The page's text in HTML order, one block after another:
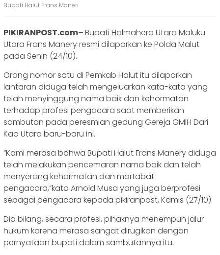
Bupati Halut Frans Maneri
PIKIRANPOST.com–Bupati Halmahera Utara Maluku
Utara Frans Manery resmi dilaporkan ke Polda Malut
pada Senin (24/10).
Orang nomor satu di Pemkab Halut itu dilaporkan
lantaran diduga telah mengeluarkan kata-kata yang
telah menyinggung nama baik dan kehormatan
terhadap profesi pengacara saat memberikan
sambutan pada peresmian gedung Gereja GMIH Dari
Kao Utara baru-baru ini.
“Kami merasa bahwa Bupati Halut Frans Manery diduga
telah melakukan pencemaran nama baik dan telah
menyerang kehormatan dan martabat
pengacara,”kata Arnold Musa yang juga berprofesi
sebagai pengacara kepada pikiranpost, Kamis (27/10).
Dia bilang, secara profesi, pihaknya menempuh jalur
hukum karena merasa sangat dirugikan dengan
pernyataan bupati dalam sambutannya itu.